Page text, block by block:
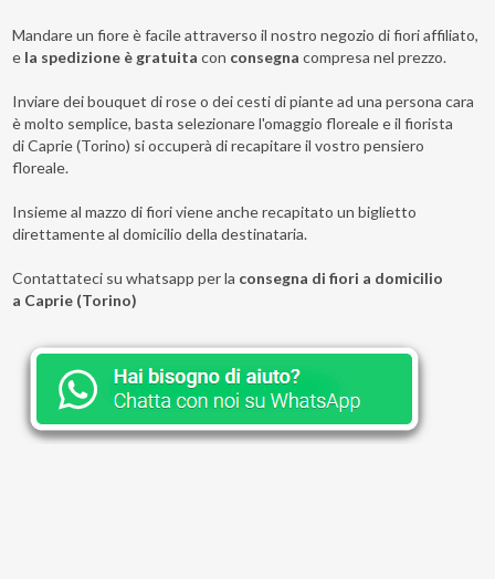
Mandare un fiore è facile attraverso il nostro negozio di fiori affiliato,
e la spedizione è gratuita con consegna compresa nel prezzo.
Inviare dei bouquet di rose o dei cesti di piante ad una persona cara
è molto semplice, basta selezionare l'omaggio floreale e il fiorista
di Caprie (Torino) si occuperà di recapitare il vostro pensiero
floreale.
Insieme al mazzo di fiori viene anche recapitato un biglietto
direttamente al domicilio della destinataria.
Contattateci su whatsapp per la consegna di fiori a domicilio
a Caprie (Torino)